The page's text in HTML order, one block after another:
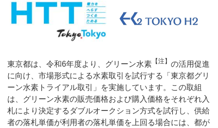
東京都は、令和6年度より、グリーン水素 【注】 の活用促進
に向け、市場形式による水素取引を試行する「東京都グリ
ーン水素トライアル取引」を実施しています。この取組
は、グリーン水素の販売価格および購入価格をそれぞれ入
札により決定するダブルオークション方式を試行し、供給
者の落札単価が利用者の落札単価を上回る場合には、都が